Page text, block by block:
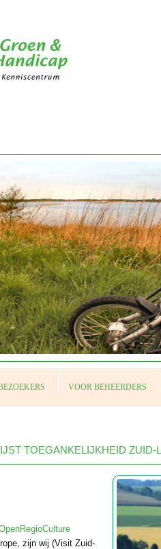
VOOR BEHEERDERS
TOEGANKELIJKHEID ZUID-
zijn wij (Visit Zuid-